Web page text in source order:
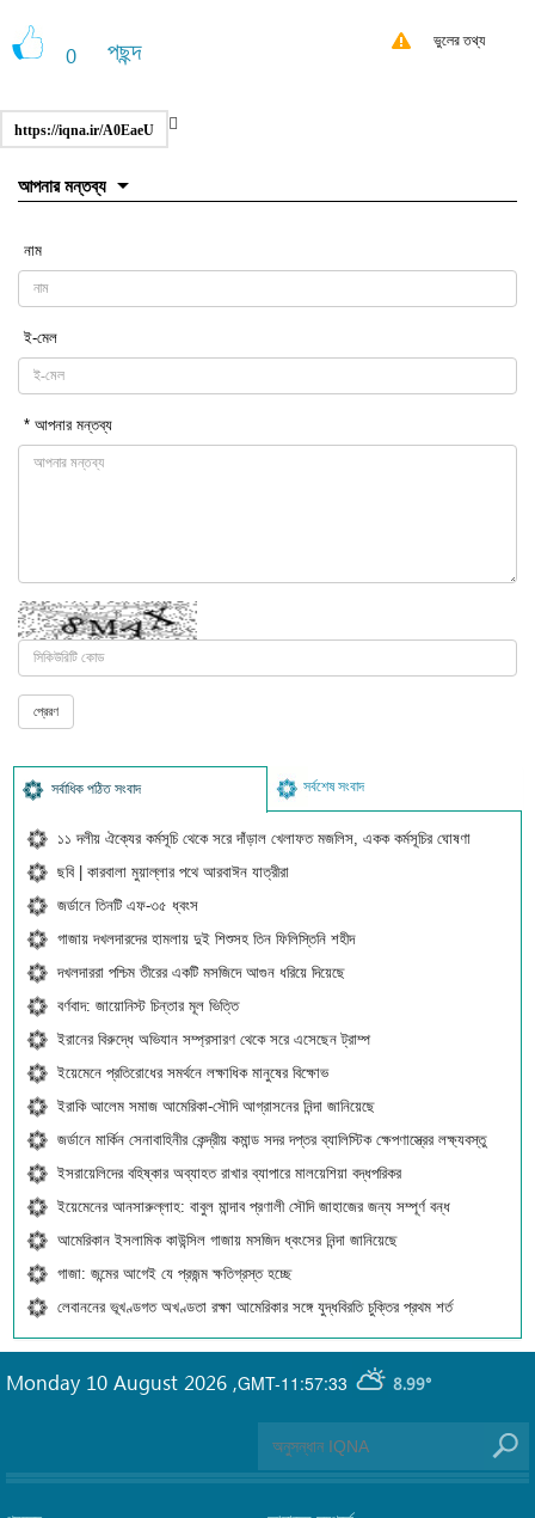
0 পছন্দ ভুলের তথ্য
https://iqna.ir/A0EaeU
আপনার মন্তব্য
নাম
ই-মেল
* আপনার মন্তব্য
সর্বাধিক পঠিত সংবাদ সর্বশেষ সংবাদ
১১ দলীয় ঐক্যের কর্মসূচি থেকে সরে দাঁড়াল খেলাফত মজলিস, একক কর্মসূচির ঘোষণা
ছবি | কারবালা মুয়াল্লার পথে আরবাঈন যাত্রীরা
জর্ডানে তিনটি এফ-৩৫ ধ্বংস
গাজায় দখলদারদের হামলায় দুই শিশুসহ তিন ফিলিস্তিনি শহীদ
দখলদাররা পশ্চিম তীরের একটি মসজিদে আগুন ধরিয়ে দিয়েছে
বর্ণবাদ: জায়োনিস্ট চিন্তার মূল ভিত্তি
ইরানের বিরুদ্ধে অভিযান সম্প্রসারণ থেকে সরে এসেছেন ট্রাম্প
ইয়েমেনে প্রতিরোধের সমর্থনে লক্ষাধিক মানুষের বিক্ষোভ
ইরাকি আলেম সমাজ আমেরিকা-সৌদি আগ্রাসনের নিন্দা জানিয়েছে
জর্ডানে মার্কিন সেনাবাহিনীর কেন্দ্রীয় কমান্ড সদর দপ্তর ব্যালিস্টিক ক্ষেপণাস্ত্রের লক্ষ্যবস্তু
ইসরায়েলিদের বহিষ্কার অব্যাহত রাখার ব্যাপারে মালয়েশিয়া বদ্ধপরিকর
ইয়েমেনের আনসারুল্লাহ: বাবুল মান্দাব প্রণালী সৌদি জাহাজের জন্য সম্পূর্ণ বন্ধ
আমেরিকান ইসলামিক কাউন্সিল গাজায় মসজিদ ধ্বংসের নিন্দা জানিয়েছে
গাজা: জন্মের আগেই যে প্রজন্ম ক্ষতিগ্রস্ত হচ্ছে
লেবাননের ভূখণ্ডগত অখণ্ডতা রক্ষা আমেরিকার সঙ্গে যুদ্ধবিরতি চুক্তির প্রথম শর্ত
GMT-11:57:33 8.99°
Monday 10 August 2026 ,